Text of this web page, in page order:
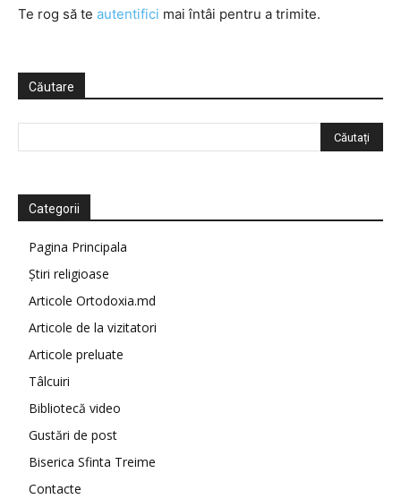
Te rog să te autentifici mai întâi pentru a trimite.
Căutare
Categorii
Pagina Principala
Știri religioase
Articole Ortodoxia.md
Articole de la vizitatori
Articole preluate
Tâlcuiri
Bibliotecă video
Gustări de post
Biserica Sfinta Treime
Contacte